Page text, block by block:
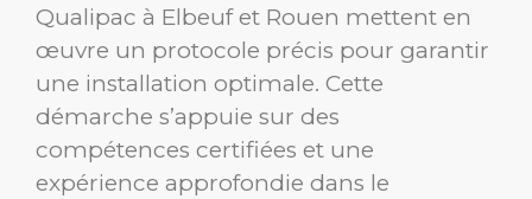
Qualipac à Elbeuf et Rouen mettent en
œuvre un protocole précis pour garantir
une installation optimale. Cette
démarche s’appuie sur des
compétences certifiées et une
expérience approfondie dans le